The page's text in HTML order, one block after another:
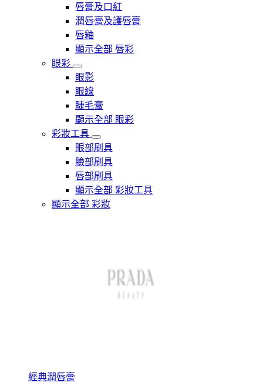
唇膏及口紅
潤唇膏及護唇膏
唇釉
顯示全部 唇彩
眼彩
眼影
眼線
睫毛膏
顯示全部 眼彩
彩妝工具
眼部刷具
臉部刷具
唇部刷具
顯示全部 彩妝工具
顯示全部 彩妝
經典潤唇膏